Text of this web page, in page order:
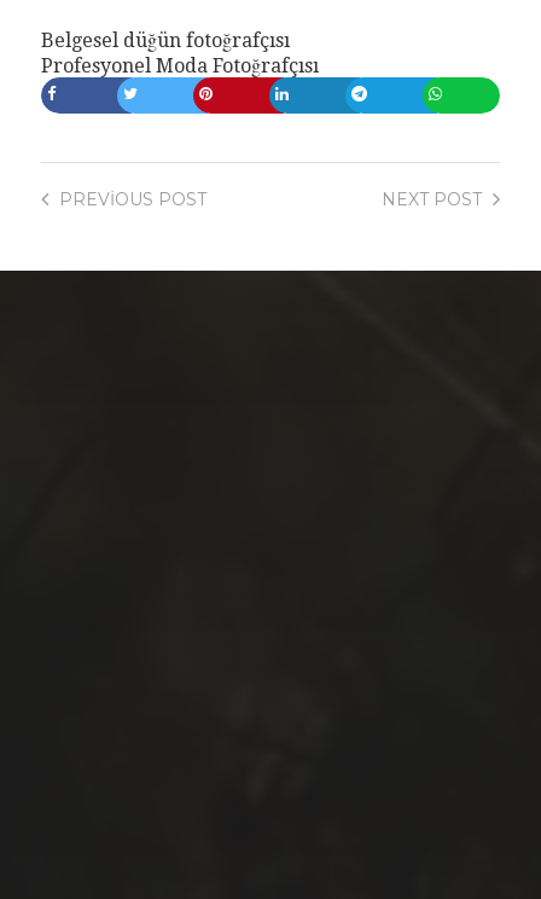
Belgesel düğün fotoğrafçısı
Profesyonel Moda Fotoğrafçısı
NEXTPOST
PREVIOUS POST